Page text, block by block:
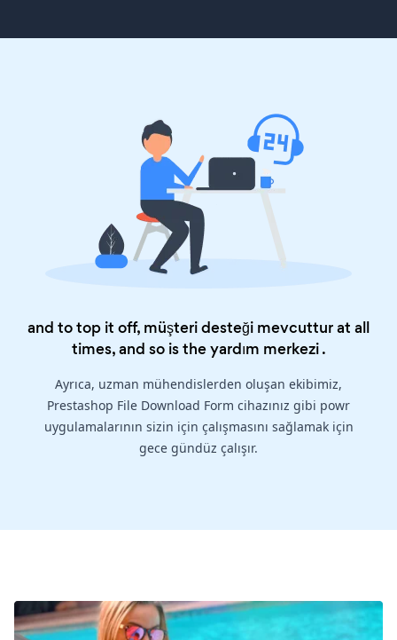
and to top it off, müşteri desteği mevcuttur at all
times, and so is theyardım merkezi.
Ayrıca, uzman mühendislerden oluşan ekibimiz,
Prestashop File Download Form cihazınız gibi powr
uygulamalarının sizin için çalışmasını sağlamak için
gece gündüz çalışır.